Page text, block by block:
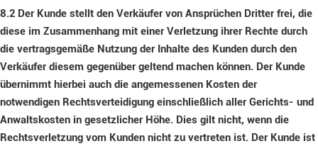
8.2 Der Kunde stellt den Verkäufer von Ansprüchen Dritter frei, die
diese im Zusammenhang mit einer Verletzung ihrer Rechte durch
die vertragsgemäße Nutzung der Inhalte des Kunden durch den
Verkäufer diesem gegenüber geltend machen können. Der Kunde
übernimmt hierbei auch die angemessenen Kosten der
notwendigen Rechtsverteidigung einschließlich aller Gerichts- und
Anwaltskosten in gesetzlicher Höhe. Dies gilt nicht, wenn die
Rechtsverletzung vom Kunden nicht zu vertreten ist. Der Kunde ist